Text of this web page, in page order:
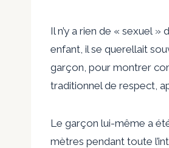
Il n’y a rien de « sexuel
enfant, il se querellait
garçon, pour montrer
traditionnel de respect,
Le garçon lui-même a
mètres pendant toute